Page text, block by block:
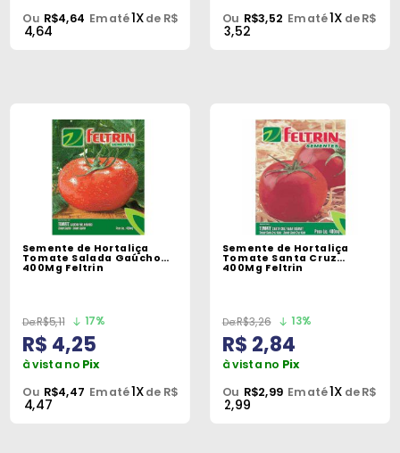
Ou R$4,64 Em até1Xde R$
4,64
Ou R$3,52 Em até1X de R$
3,52
Semente de Hortaliça
Tomate Salada Gaúcho
400Mg Feltrin
R$5,11 17%
R$ 4,25
à vista no Pix
Ou R$4,47 Em até1Xde R$
4,47
Semente de Hortaliça
Tomate Santa Cruz
400Mg Feltrin
R$3,26 13%
R$ 2,84
à vista no Pix
Ou R$2,99 Em até1X de R$
2,99